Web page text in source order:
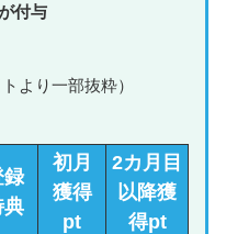
付与
より一部抜粋）
録
典
初月
獲得
pt
2カ月目
以降獲
得pt